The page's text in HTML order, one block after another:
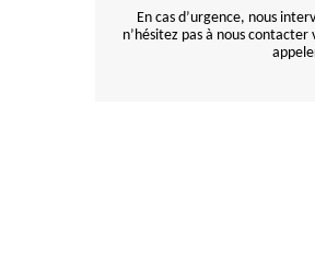
En cas d’urgence, nous
n’hésitez pas à nous